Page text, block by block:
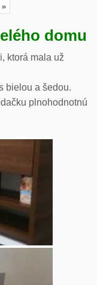
»
domu
ktorá mala už
bielou a šedou.
plnohodnotnú